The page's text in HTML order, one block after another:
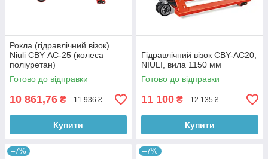
Рокла (гідравлічний візок)
Niuli CBY АС-25 (колеса
поліуретан)
Готово до відправки
10 861,76 ₴ 11 936 ₴
Купити
Гідравлічний візок CBY-AC20,
NIULI, вила 1150 мм
Готово до відправки
11 100 ₴ 12 135 ₴
Купити
–7% –7%